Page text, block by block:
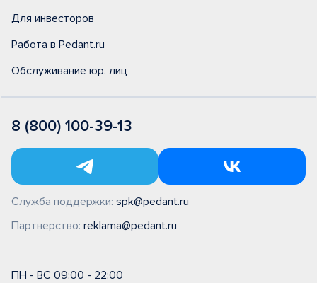
Для инвесторов
Работа в Pedant.ru
Обслуживание юр. лиц
8 (800) 100-39-13
Служба поддержки: spk@pedant.ru
Партнерство: reklama@pedant.ru
ПН - ВС 09:00 - 22:00